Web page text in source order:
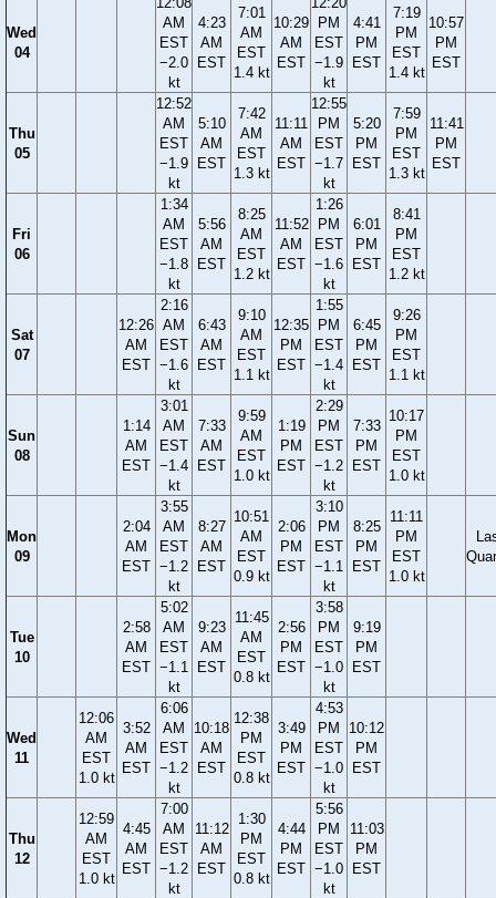
Wed
04
AM
EST
−2.0
kt
4:23
AM
EST
7:01
AM
EST
1.4 kt
10:29
AM
EST
PM
EST
−1.9
kt
4:41
PM
EST
7:19
PM
EST
1.4 kt
10:57
PM
EST
Thu
05
12:52
AM
EST
−1.9
kt
5:10
AM
EST
7:42
AM
EST
1.3 kt
11:11
AM
EST
12:55
PM
EST
−1.7
kt
5:20
PM
EST
7:59
PM
EST
1.3 kt
11:41
PM
EST
Fri
06
1:34
AM
EST
−1.8
kt
5:56
AM
EST
8:25
AM
EST
1.2 kt
11:52
AM
EST
1:26
PM
EST
−1.6
kt
6:01
PM
EST
8:41
PM
EST
1.2 kt
Sat
07
12:26
AM
EST
2:16
AM
EST
−1.6
kt
6:43
AM
EST
9:10
AM
EST
1.1 kt
12:35
PM
EST
1:55
PM
EST
−1.4
kt
6:45
PM
EST
9:26
PM
EST
1.1 kt
Sun
08
1:14
AM
EST
3:01
AM
EST
−1.4
kt
7:33
AM
EST
9:59
AM
EST
1.0 kt
1:19
PM
EST
2:29
PM
EST
−1.2
kt
7:33
PM
EST
10:17
PM
EST
1.0 kt
Mon
09
2:04
AM
EST
3:55
AM
EST
−1.2
kt
8:27
AM
EST
10:51
AM
EST
0.9 kt
2:06
PM
EST
3:10
PM
EST
−1.1
kt
8:25
PM
EST
11:11
PM
EST
1.0 kt
Tue
10
2:58
AM
EST
5:02
AM
EST
−1.1
kt
9:23
AM
EST
11:45
AM
EST
0.8 kt
2:56
PM
EST
3:58
PM
EST
−1.0
kt
9:19
PM
EST
Wed
11
12:06
AM
EST
1.0 kt
3:52
AM
EST
6:06
AM
EST
−1.2
kt
10:18
AM
EST
12:38
PM
EST
0.8 kt
3:49
PM
EST
4:53
PM
EST
−1.0
kt
10:12
PM
EST
Thu
12
12:59
AM
EST
1.0 kt
4:45
AM
EST
7:00
AM
EST
−1.2
kt
11:12
AM
EST
1:30
PM
EST
0.8 kt
4:44
PM
EST
5:56
PM
EST
−1.0
kt
11:03
PM
EST